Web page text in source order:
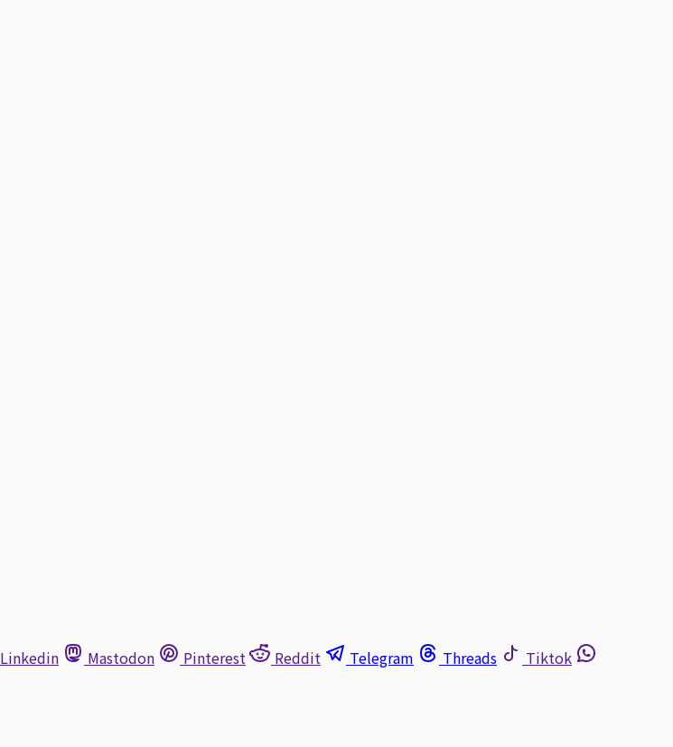
Linkedin Mastodon Pinterest Reddit Telegram Threads
Tiktok